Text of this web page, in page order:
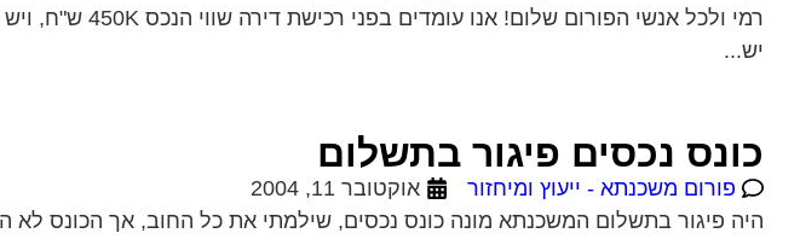
יש...
כונס נכסים פיגור בתשלום
פורום משכנתא - ייעוץ ומיחזור
אוקטובר 11, 2004
היה פיגור בתשלום המשכנתא מונה כונס נכסים, שילמתי את כל החוב, אך הכונס לא